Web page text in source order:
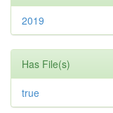
2019
Has File(s)
true